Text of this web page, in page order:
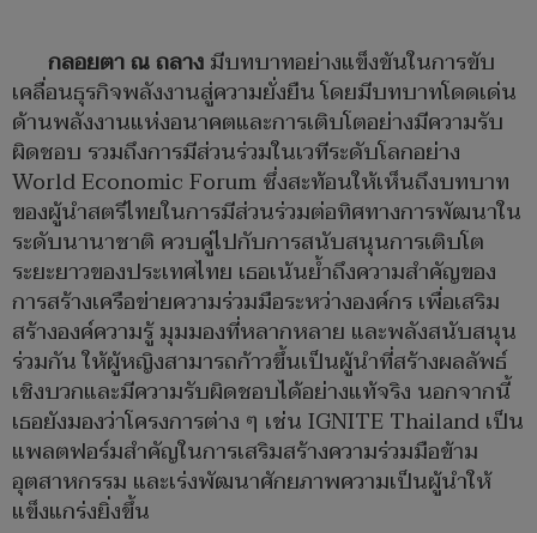
กลอยตา ณ ถลางมีบทบาทอย่างแข็งขันในการขับ
เคลื่อนธุรกิจพลังงานสู่ความยั่งยืน โดยมีบทบาทโดดเด่น
ด้านพลังงานแห่งอนาคตและการเติบโตอย่างมีความรับ
ผิดชอบ รวมถึงการมีส่วนร่วมในเวทีระดับโลกอย่าง
World Economic Forum ซึ่งสะท้อนให้เห็นถึงบทบาท
ของผู้นำสตรีไทยในการมีส่วนร่วมต่อทิศทางการพัฒนาใน
ระดับนานาชาติ ควบคู่ไปกับการสนับสนุนการเติบโต
ระยะยาวของประเทศไทย เธอเน้นย้ำถึงความสำคัญของ
การสร้างเครือข่ายความร่วมมือระหว่างองค์กร เพื่อเสริม
สร้างองค์ความรู้ มุมมองที่หลากหลาย และพลังสนับสนุน
ร่วมกัน ให้ผู้หญิงสามารถก้าวขึ้นเป็นผู้นำที่สร้างผลลัพธ์
เชิงบวกและมีความรับผิดชอบได้อย่างแท้จริง นอกจากนี้
เธอยังมองว่าโครงการต่าง ๆ เช่น IGNITE Thailand เป็น
แพลตฟอร์มสำคัญในการเสริมสร้างความร่วมมือข้าม
อุตสาหกรรม และเร่งพัฒนาศักยภาพความเป็นผู้นำให้
แข็งแกร่งยิ่งขึ้น